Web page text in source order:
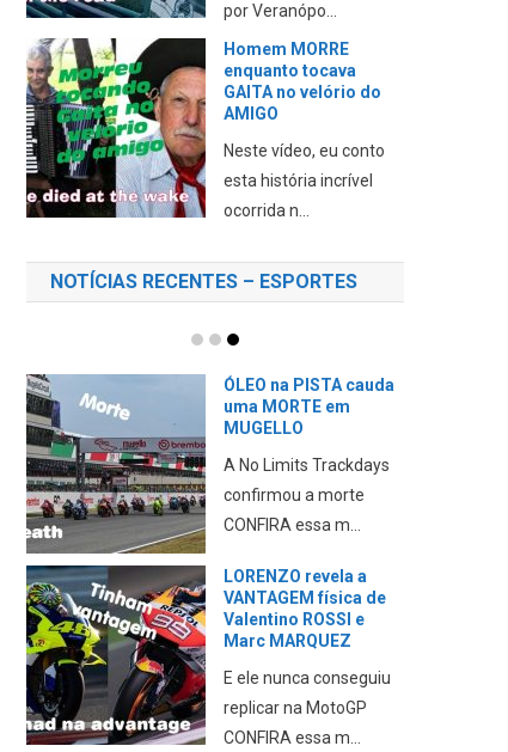
por Veranópo...
Homem MORRE
enquanto tocava
GAITA no velório do
AMIGO
Neste vídeo, eu conto
esta história incrível
ocorrida n...
NOTÍCIAS RECENTES – ESPORTES
ÓLEO na PISTA cauda
uma MORTE em
MUGELLO
A No Limits Trackdays
confirmou a morte
CONFIRA essa m...
LORENZO revela a
VANTAGEM física de
Valentino ROSSI e
Marc MARQUEZ
E ele nunca conseguiu
replicar na MotoGP
CONFIRA essa m...